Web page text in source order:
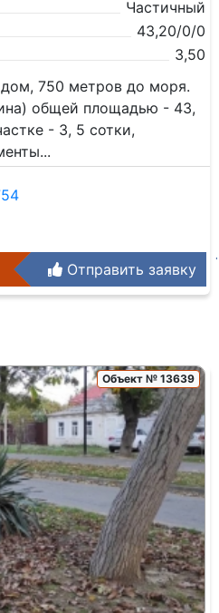
Частичный
43,20/0/0
3,50
750 метров до моря.
общей площадью - 43,
- 3, 5 сотки,
Отправить заявку
Объект № 13639